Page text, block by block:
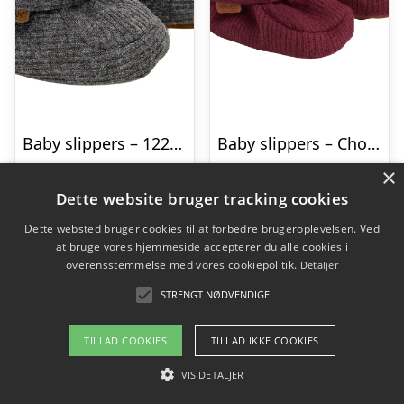
Baby slippers – 1223 – 27/28
kr.119,95Den
oprindelige
pris
var:
kr.50,00Den
aktuelle
pris
er:
Gå til shop
Baby slippers – Chocolate Truffle – 25-26
kr.119,95Den
oprindelige
pris
var:
kr.50,00Den
pris
Gå til shop
-58% -58%
×
Dette website bruger tracking cookies
Dette websted bruger cookies til at forbedre brugeroplevelsen. Ved
at bruge vores hjemmeside accepterer du alle cookies i
overensstemmelse med vores cookiepolitik. Detaljer
STRENGT NØDVENDIGE
TILLAD COOKIES TILLAD IKKE COOKIES
VIS DETALJER